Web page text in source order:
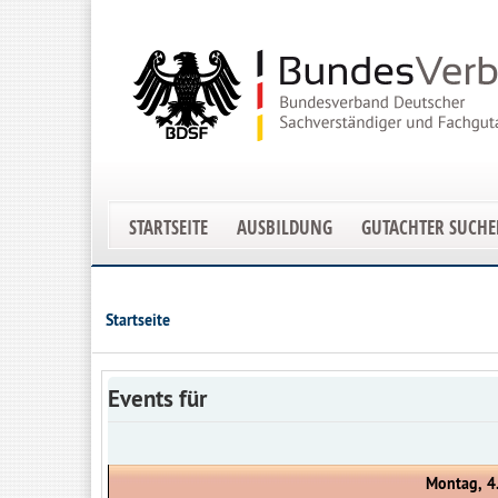
STARTSEITE AUSBILDUNG GUTACHTER
Startseite
Events für
Montag,